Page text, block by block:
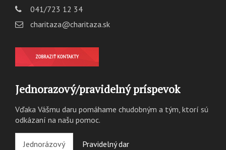
041/723 12 34
charitaza@charitaza.sk
ZOBRAZIŤ KONTAKTY
Jednorazový/pravidelný príspevok
Vďaka Vášmu daru pomáhame chudobným a tým, ktorí sú
odkázaní na našu pomoc.
Jednorázový Pravidelný dar